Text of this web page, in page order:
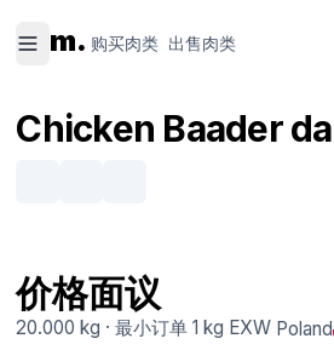
m. 购买肉类 出售肉类
Chicken Baader
价格面议
20.000 kg ·最小订单 1 kg EXW Poland